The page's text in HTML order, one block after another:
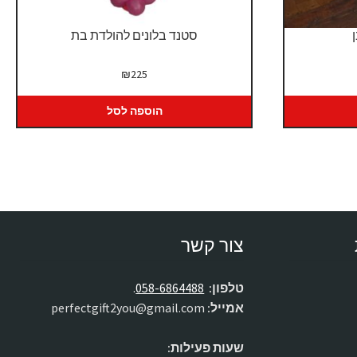
סטנד בלונים להולדת בת
₪225
הוספה לסל
צור קשר
טלפון: 058-6864488
.
אמייל:
שעות פעילות: